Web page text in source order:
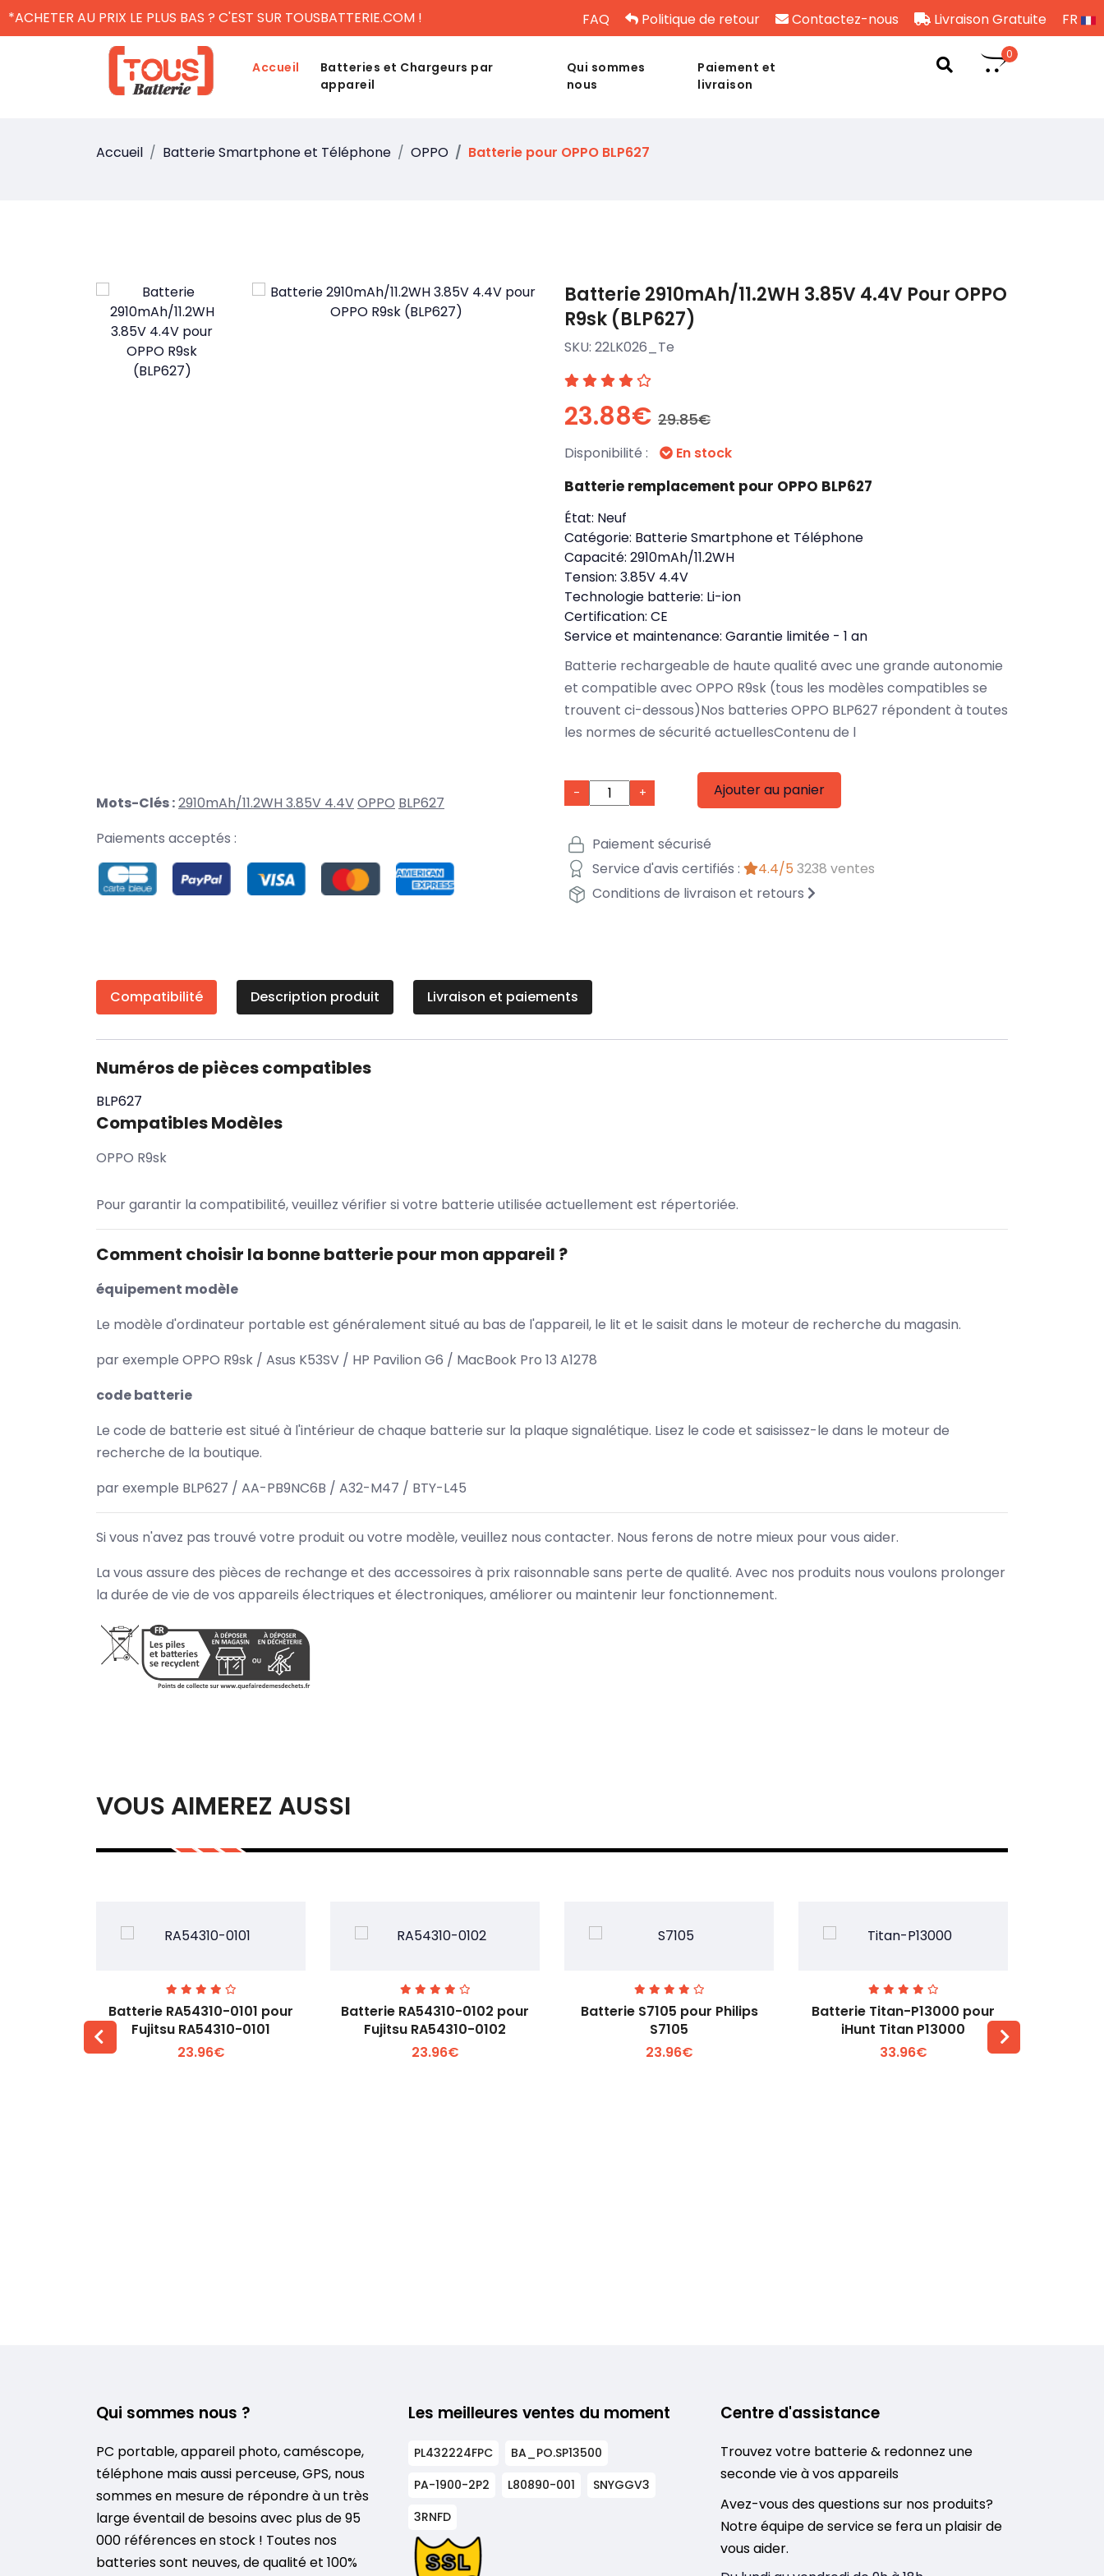
*ACHETER AU PRIX LE PLUS BAS ? C'EST SUR TOUSBATTERIE.COM ! FAQ Politique de retour Contactez-nous Livraison Gratuite FR
Accueil
Batteries et Chargeurs par
appareil
Qui sommes
nous
Paiement et
livraison
0
Accueil Batterie Smartphone et Téléphone OPPO Batterie pour OPPO BLP627
Mots-Clés :2910mAh/11.2WH 3.85V 4.4VOPPO BLP627
Paiements acceptés :
Batterie 2910mAh/11.2WH 3.85V 4.4V Pour OPPO
R9sk (BLP627)
SKU: 22LK026_Te
23.88€ 29.85€
Disponibilité : En stock
Batterie remplacement pour OPPO BLP627
État: Neuf
Catégorie: Batterie Smartphone et Téléphone
Capacité: 2910mAh/11.2WH
Tension: 3.85V 4.4V
Technologie batterie: Li-ion
Certification: CE
Service et maintenance: Garantie limitée - 1 an
Batterie rechargeable de haute qualité avec une grande autonomie
et compatible avec OPPO R9sk (tous les modèles compatibles se
trouvent ci-dessous)Nos batteries OPPO BLP627 répondent à toutes
les normes de sécurité actuellesContenu de l
- + Ajouter au panier
Paiement sécurisé
Service d'avis certifiés :
4.4/5 3238 ventes
Conditions de livraison et retours
Compatibilité Description produit Livraison et paiements
Numéros de pièces compatibles
BLP627
Compatibles Modèles
OPPO R9sk
Pour garantir la compatibilité, veuillez vérifier si votre batterie utilisée actuellement est répertoriée.
Comment choisir la bonne batterie pour mon appareil ?
équipement modèle
Le modèle d'ordinateur portable est généralement situé au bas de l'appareil, le lit et le saisit dans le moteur de recherche du magasin.
par exemple OPPO R9sk / Asus K53SV / HP Pavilion G6 / MacBook Pro 13 A1278
code batterie
Le code de batterie est situé à l'intérieur de chaque batterie sur la plaque signalétique. Lisez le code et saisissez-le dans le moteur de
recherche de la boutique.
par exemple BLP627 / AA-PB9NC6B / A32-M47 / BTY-L45
Si vous n'avez pas trouvé votre produit ou votre modèle, veuillez nous contacter. Nous ferons de notre mieux pour vous aider.
La vous assure des pièces de rechange et des accessoires à prix raisonnable sans perte de qualité. Avec nos produits nous voulons prolonger
la durée de vie de vos appareils électriques et électroniques, améliorer ou maintenir leur fonctionnement.
VOUS AIMEREZ AUSSI
Voir plus +
Batterie RA54310-0101 pour
Fujitsu RA54310-0101
23.96€
Voir plus +
Batterie RA54310-0102 pour
Fujitsu RA54310-0102
23.96€
Voir plus +
Batterie S7105 pour Philips
S7105
23.96€
Voir plus +
Batterie Titan-P13000 pour
iHunt Titan P13000
33.96€
Qui sommes nous ?
PC portable, appareil photo, caméscope,
téléphone mais aussi perceuse, GPS, nous
sommes en mesure de répondre à un très
large éventail de besoins avec plus de 95
000 références en stock ! Toutes nos
batteries sont neuves, de qualité et 100%
Les meilleures ventes du moment
PL432224FPC
BA_PO.SP13500
PA-1900-2P2
L80890-001
SNYGGV3
3RNFD
Centre d'assistance
Trouvez votre batterie & redonnez une
seconde vie à vos appareils
Avez-vous des questions sur nos produits?
Notre équipe de service se fera un plaisir de
vous aider.